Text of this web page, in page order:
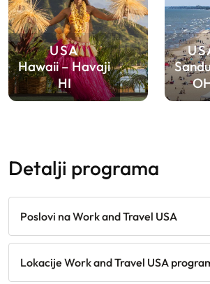
USA
Hawaii – Havaji
HI
detalji programa
Poslovi na Work and Travel USA
Lokacije Work and Travel USA